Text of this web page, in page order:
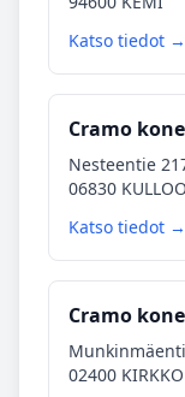
Katso tiedot →
Cramo
Nesteentie
06830
Katso tiedot →
Cramo
02400